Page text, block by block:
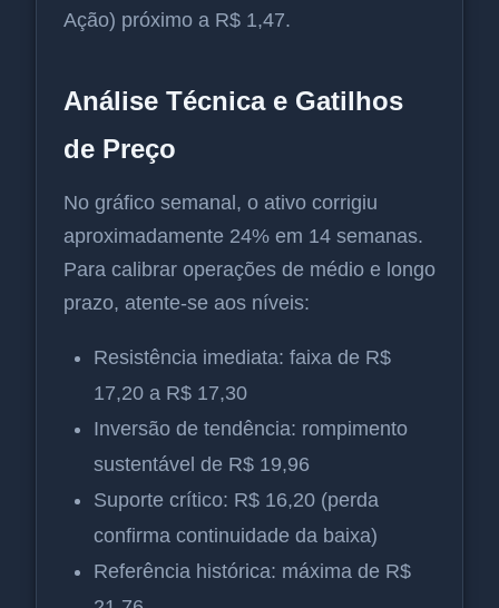
Ação) próximo a R$ 1,47.
Análise Técnica e Gatilhos
de Preço
No gráfico semanal, o ativo corrigiu
aproximadamente 24% em 14 semanas.
Para calibrar operações de médio e longo
prazo, atente-se aos níveis:
Resistência imediata: faixa de R$
17,20 a R$ 17,30
Inversão de tendência: rompimento
sustentável de R$ 19,96
Suporte crítico: R$ 16,20 (perda
confirma continuidade da baixa)
Referência histórica: máxima de R$